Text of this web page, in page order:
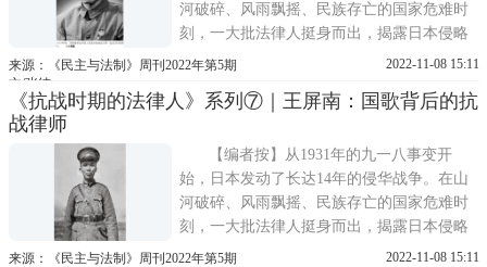
河破碎、风雨飘摇、民族存亡的国家危难时
刻，一大批法律人挺身而出，揭露日本侵略
野心，营救爱国志士，严惩汉奸敌伪，积极
惜以生命为代价，捍卫法律和民族的尊
们以法律为武器，秉公执
来源：《民主与法制》周刊2022年第5期
文/张纯
2022-11-08 15:11
《抗战时期的法律人》系列⑦｜王屏南：国歌背后的抗
战律师
【编者按】从1931年的九一八事变开
始，日本发动了长达14年的侵华战争。在山
河破碎、风雨飘摇、民族存亡的国家危难时
刻，一大批法律人挺身而出，揭露日本侵略
野心，营救爱国志士，严惩汉奸敌伪，积极
来源：《民主与法制》周刊2022年第5期
2022-11-08 15:11